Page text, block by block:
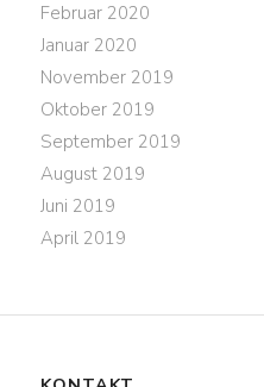
Februar 2020
Januar 2020
November 2019
Oktober 2019
September 2019
August 2019
Juni 2019
April 2019